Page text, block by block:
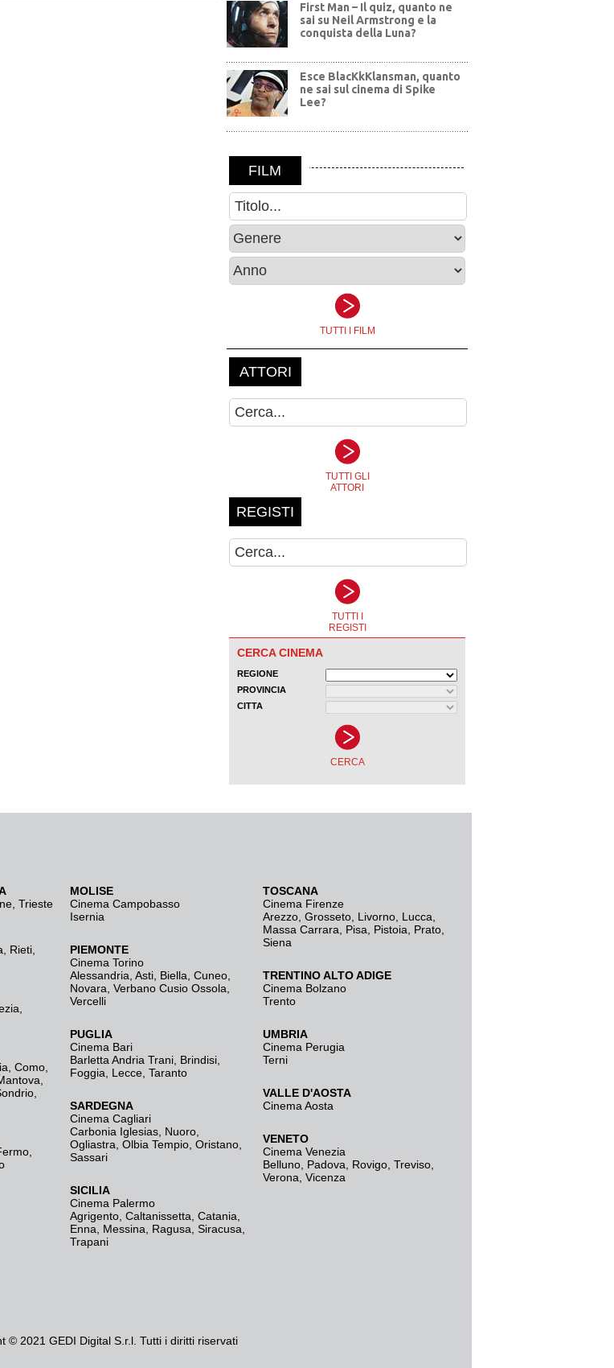
First Man – Il quiz, quanto ne
sai su Neil Armstrong e la
conquista della Luna?
Esce BlacKkKlansman, quanto
ne sai sul cinema di Spike
Lee?
Trieste
Rieti
Como
MOLISE
Cinema Campobasso
Isernia
PIEMONTE
Cinema Torino
Alessandria Asti Biella Cuneo
Novara Verbano Cusio Ossola
Vercelli
PUGLIA
Cinema Bari
Barletta Andria Trani Brindisi
Foggia
Lecce Taranto
SARDEGNA
Cinema Cagliari
Carbonia Iglesias Nuoro
Ogliastra Olbia Tempio Oristano
Sassari
SICILIA
Cinema Palermo
Agrigento Caltanissetta Catania
Enna
Messina Ragusa Siracusa
Trapani
TOSCANA
Cinema Firenze
Arezzo Grosseto Livorno Lucca
Massa Carrara
Pisa Pistoia Prato
Siena
TRENTINO ALTO ADIGE
Cinema Bolzano
Trento
UMBRIA
Cinema Perugia
Terni
VALLE D'AOSTA
Cinema Aosta
VENETO
Cinema Venezia
Belluno Padova Rovigo Treviso
Verona Vicenza
© 2021 GEDI Digital S.r.l. Tutti i diritti riservati